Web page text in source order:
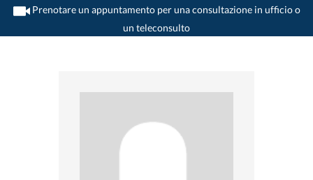
Prenotare un appuntamento per una consultazione in ufficio o
un teleconsulto
>Medico generico>Thayngen>Dr. Lorenz A. Margreth>Practica di Dr. Lorenz-A.